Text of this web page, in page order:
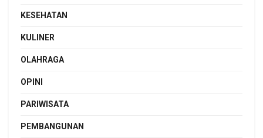
KESEHATAN
KULINER
OLAHRAGA
OPINI
PARIWISATA
PEMBANGUNAN